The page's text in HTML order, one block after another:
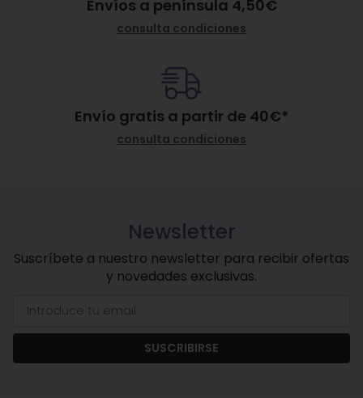
Envíos a península 4,50€
consulta condiciones
Envío gratis a partir de 40€*
consulta condiciones
Newsletter
Suscríbete a nuestro newsletter para recibir ofertas
y novedades exclusivas.
SUSCRIBIRSE